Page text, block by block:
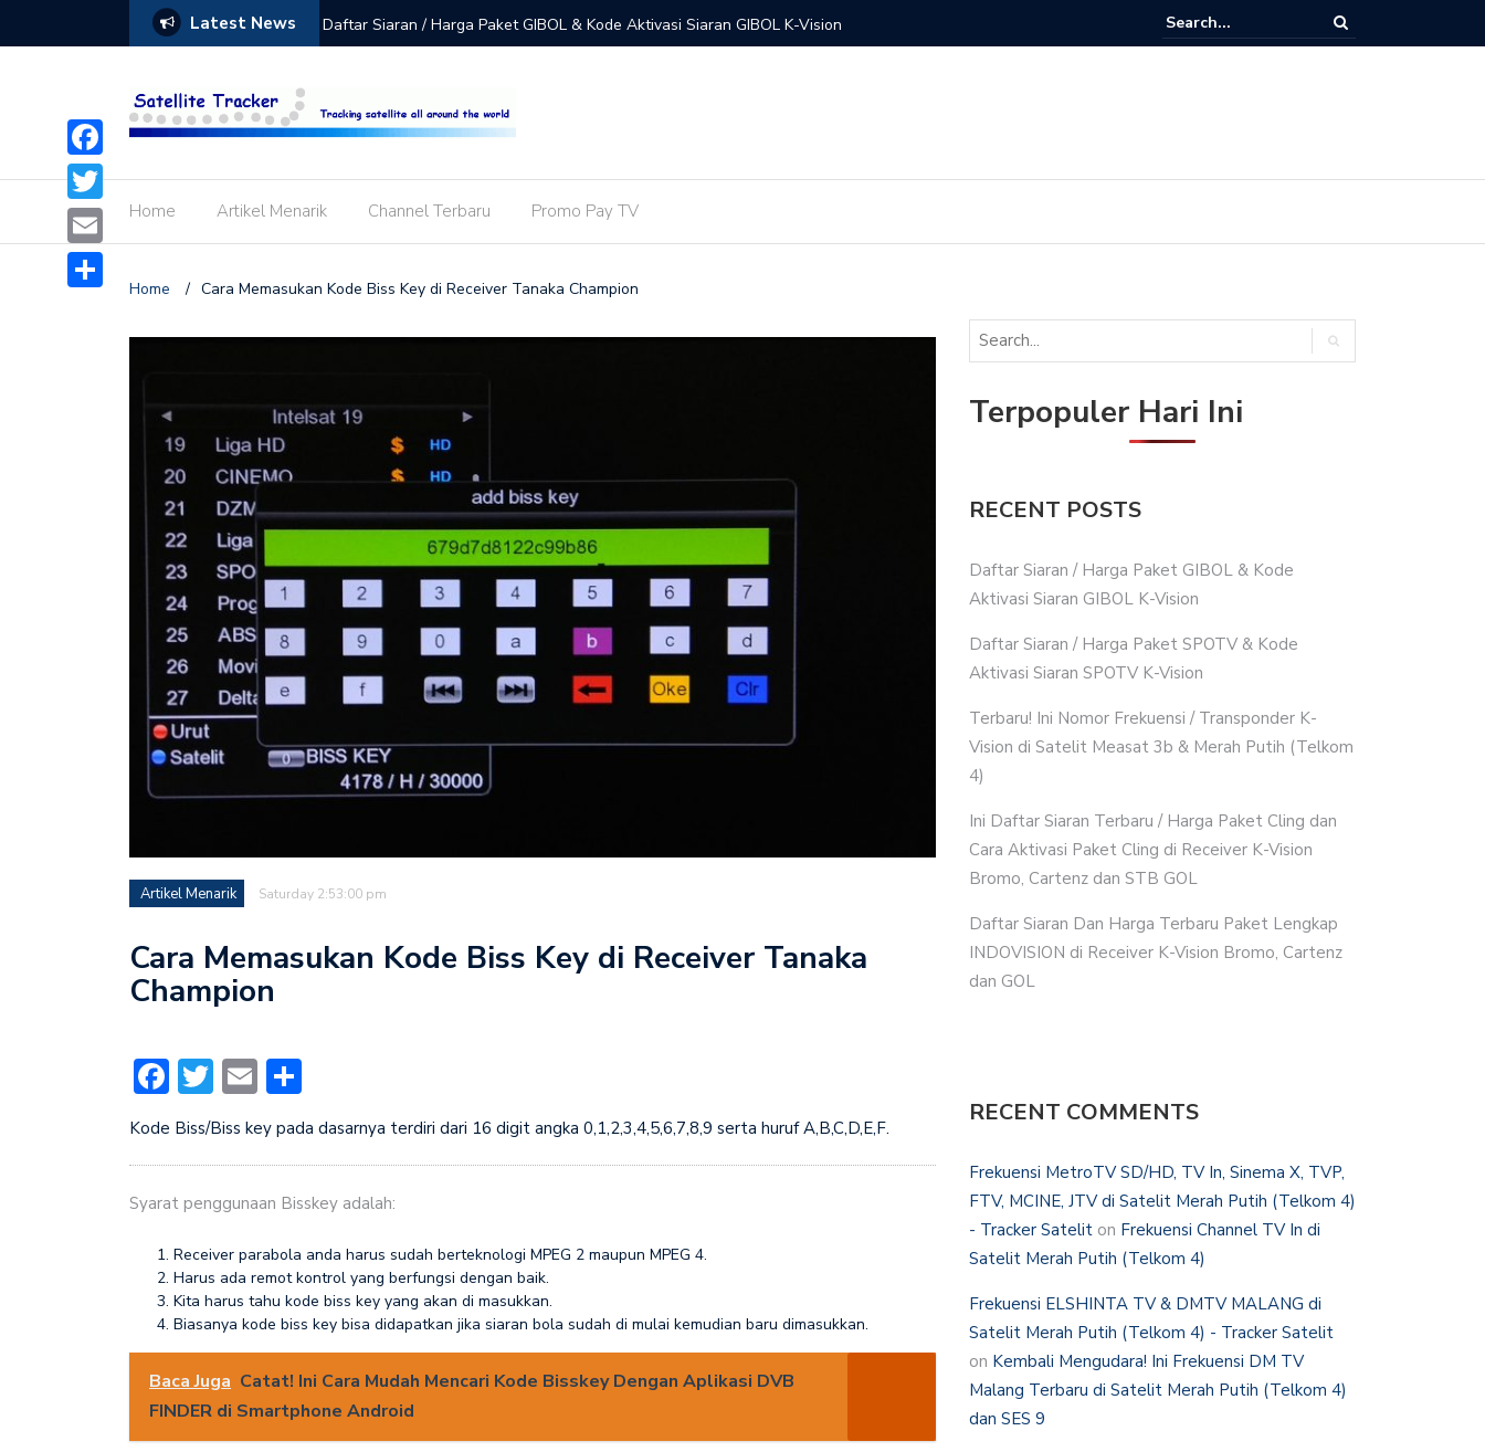
Latest News Daftar Siaran / Harga Paket GIBOL & Kode Aktivasi Siaran GIBOL K-Vision
Terbaru! Ini Nomor Frekuensi / Transponder K-Vision di Satelit Measat 3b &
Ini Daftar Siaran Terbaru / Harga Paket Cling dan Cara Aktivasi Paket Cling di
Daftar Siaran Dan Harga Terbaru Paket Lengkap INDOVISION di Receiver K-
Solusi MNC Vision / K Vision Hilang di Daftar Satelit ? Ganti Nama Jadi
INDOVISION
Frekuensi Terbaru Hanacaraka TV di Satelit Merah Putih (Telkom 4) dan SES 7
Frekuensi MTA 3 Al-Arabia di Parabola Satelit Merah Putih (Telkom 4)
Frekuensi iNews TV FTA di Parabola Satelit Merah Putih (Telkom 4)
Home Artikel Menarik Channel Terbaru Promo Pay TV
Home / Cara Memasukan Kode Biss Key di Receiver Tanaka Champion
Artikel Menarik Saturday 2:53:00 pm
Cara Memasukan Kode Biss Key di Receiver Tanaka
Champion
Facebook
Twitter
Email
Kode Biss/Biss key pada dasarnya terdiri dari 16 digit angka 0,1,2,3,4,5,6,7,8,9 serta huruf A,B,C,D,E,F.
Syarat penggunaan Bisskey adalah:
Receiver parabola anda harus sudah berteknologi MPEG 2 maupun MPEG 4.
Harus ada remot kontrol yang berfungsi dengan baik.
Kita harus tahu kode biss key yang akan di masukkan.
Biasanya kode biss key bisa didapatkan jika siaran bola sudah di mulai kemudian baru dimasukkan.
Baca Juga Catat! Ini Cara Mudah Mencari Kode Bisskey Dengan Aplikasi DVB
FINDER di Smartphone Android
Facebook
Twitter
Email
Terpopuler Hari Ini
RECENT POSTS
Daftar Siaran / Harga Paket GIBOL & Kode
Aktivasi Siaran GIBOL K-Vision
Daftar Siaran / Harga Paket SPOTV & Kode
Aktivasi Siaran SPOTV K-Vision
Terbaru! Ini Nomor Frekuensi / Transponder K-
Vision di Satelit Measat 3b & Merah Putih (Telkom
4)
Ini Daftar Siaran Terbaru / Harga Paket Cling dan
Cara Aktivasi Paket Cling di Receiver K-Vision
Bromo, Cartenz dan STB GOL
Daftar Siaran Dan Harga Terbaru Paket Lengkap
INDOVISION di Receiver K-Vision Bromo, Cartenz
dan GOL
RECENT COMMENTS
Frekuensi MetroTV SD/HD, TV In, Sinema X, TVP,
FTV, MCINE, JTV di Satelit Merah Putih (Telkom 4)
- Tracker Satelit on Frekuensi Channel TV In di
Satelit Merah Putih (Telkom 4)
Frekuensi ELSHINTA TV & DMTV MALANG di
Satelit Merah Putih (Telkom 4) - Tracker Satelit
on Kembali Mengudara! Ini Frekuensi DM TV
Malang Terbaru di Satelit Merah Putih (Telkom 4)
dan SES 9